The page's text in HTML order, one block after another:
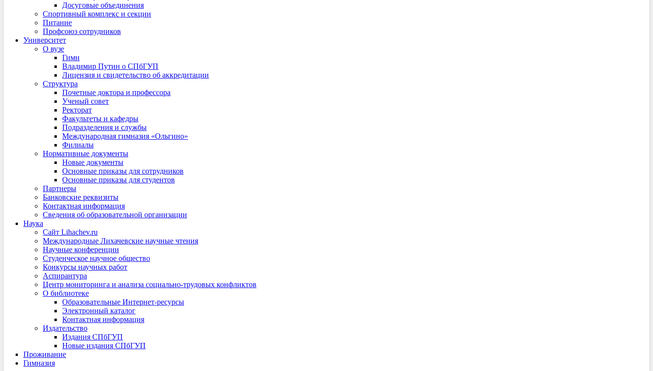
Досуговые объединения
Спортивный комплекс и секции
Питание
Профсоюз сотрудников
Университет
О вузе
Гимн
Владимир Путин о СПбГУП
Лицензия и свидетельство об аккредитации
Структура
Почетные доктора и профессора
Ученый совет
Ректорат
Факультеты и кафедры
Подразделения и службы
Международная гимназия «Ольгино»
Филиалы
Нормативные документы
Новые документы
Основные приказы для сотрудников
Основные приказы для студентов
Партнеры
Банковские реквизиты
Контактная информация
Сведения об образовательной организации
Наука
Сайт Lihachev.ru
Международные Лихачевские научные чтения
Научные конференции
Студенческое научное общество
Конкурсы научных работ
Аспирантура
Центр мониторинга и анализа социально-трудовых конфликтов
О библиотеке
Образовательные Интернет-ресурсы
Электронный каталог
Контактная информация
Издательство
Издания СПбГУП
Новые издания СПбГУП
Проживание
Гимназия